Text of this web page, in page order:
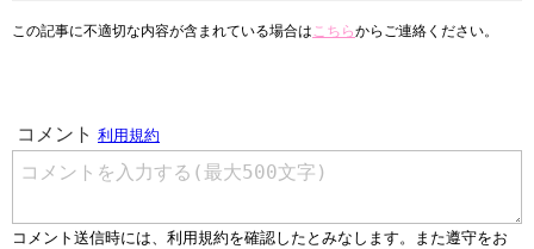
この記事に不適切な内容が含まれている場合はこちらからご連絡ください。